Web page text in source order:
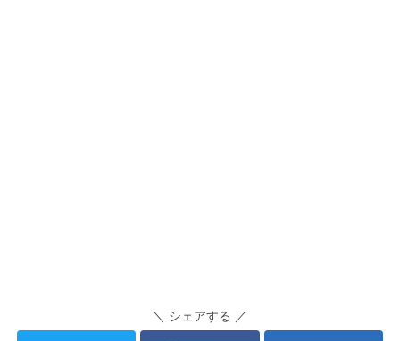
＼ シェアする ／